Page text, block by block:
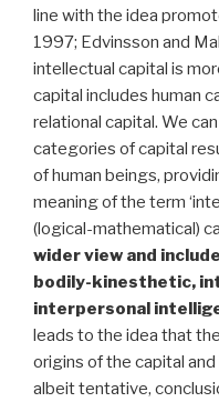
line with the idea
1997; Edvinsson and
intellectual capital is
capital includes human
relational capital. We
categories of capital
of human beings,
meaning of the term
(logical-mathematical)
wider view and
bodily-kinesthetic,
interpersonal
leads to the idea that
origins of the capital
albeit tentative,